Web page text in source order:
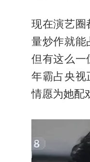
现在演艺圈
量炒作就能
但有这么一
年霸占央视
情愿为她配